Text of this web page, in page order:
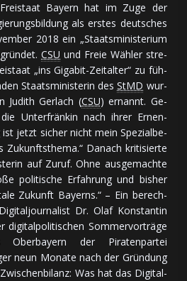
Bayern hat im Zu­ge der
als ers­tes deut­sches
2018 ein „Staats­mi­nis­te­rium
CSU und Freie Wähler stre­
„ins Gigabit-Zeit­al­ter“ zu füh­
Staats­mi­nis­te­rin desStMD wur­
Judith Gerlach (CSU) er­nannt. Ge­
Un­ter­frän­kin nach ih­rer Er­nen­
ist jetzt si­cher nicht mein Spe­zial­be­
Zu­kunfts­the­ma.“ Da­nach kri­ti­sier­te
auf Zu­ruf. Oh­ne aus­ge­mach­te
po­li­ti­sche Er­fah­rung und bis­her
Zu­kunft Bayerns.“ – Ein be­rech­
Dr. Olaf Konstantin
di­gi­tal­po­li­ti­schen Som­mer­vor­trä­ge
Oberbayern der Piraten­par­tei
neun Mo­na­te nach der Grün­dung
Was hat das Di­gi­tal­